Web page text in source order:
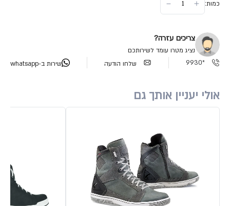
כמות:
צריכים עזרה?
נציג מטרו עומד לשירותכם
*9930
שלחו הודעה שירות ב-whatsapp
אולי יעניין אותך גם